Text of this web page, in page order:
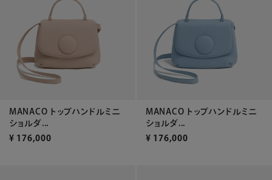
MANACO トップハンドルミニ
ショルダ...
¥ 176,000
MANACO トップハンドルミニ
ショルダ...
¥ 176,000